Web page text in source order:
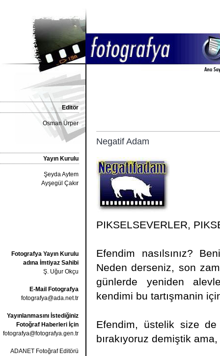
Editör
Osman Ürper
Yayın Kurulu
Şeyda Aytem
Ayşegül Çakır
Fotografya Yayın Kurulu
adına İmtiyaz Sahibi
Ş. Uğur Okçu
E-Mail Fotografya
fotografya@ada.net.tr
Yayınlanmasını İstediğiniz
Fotoğraf Haberleri İçin
fotografya@fotografya.gen.tr
ADANET Fotoğraf Editörü
Negatif Adam
PIKSELSEVERLER,
Efendim nasılsınız?
Neden derseniz, son
günlerde yeniden
kendimi bu tartışmanin
Efendim, üstelik size
bırakıyoruz demiştik